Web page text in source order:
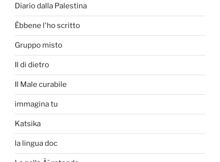
Diario dalla Palestina
Èbbene l'ho scritto
Gruppo misto
Il di dietro
Il Male curabile
immagina tu
Katsika
la lingua doc